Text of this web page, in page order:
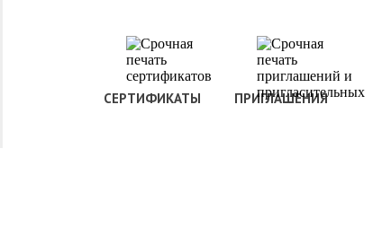
ПРИГЛАШЕНИЯ
СЕРТИФИКАТЫ